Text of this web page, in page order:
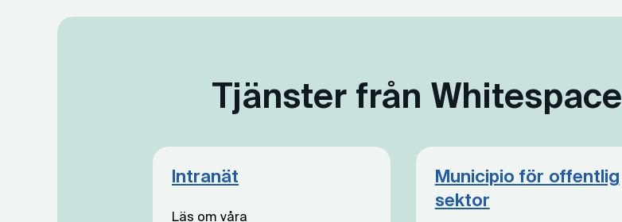
Tjänster från Whitespace
Intranät
Läs om våra
Municipio för offentlig
sektor